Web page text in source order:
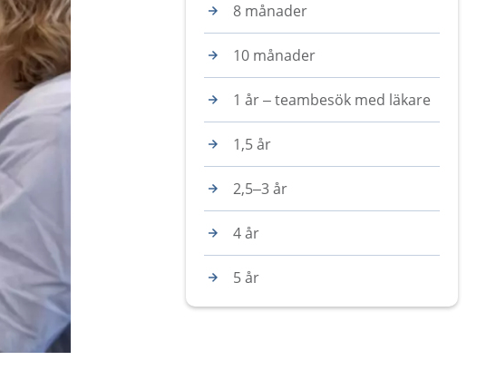
8 månader
10 månader
1 år – teambesök med läkare
1,5 år
2,5–3 år
4 år
5 år